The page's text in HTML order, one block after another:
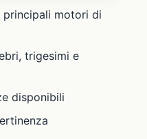
motori di
trigesimi e
disponibili